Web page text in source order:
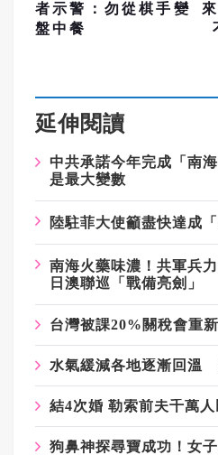
者示警：勿從棋手變
盤中餐
延伸閱讀
中共承諾今年完成「南
是最大變數
陸駐菲大使籲盡快達成
南海火藥味濃！共軍兵
日澳聯巡「戰備亮劍」